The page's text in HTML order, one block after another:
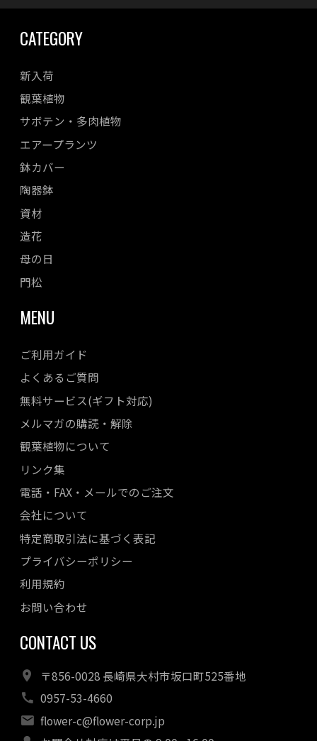
CATEGORY
新入荷
観葉植物
サボテン・多肉植物
エアープランツ
鉢カバー
陶器鉢
資材
造花
母の日
門松
MENU
ご利用ガイド
よくあるご質問
無料サービス(ギフト対応)
メルマガの購読・解除
観葉植物について
リンク集
電話・FAX・メールでのご注文
会社について
特定商取引法に基づく表記
プライバシーポリシー
利用規約
お問い合わせ
CONTACT US
〒856-0028 長崎県大村市坂口町525番地
0957-53-4660
flower-c@flower-corp.jp